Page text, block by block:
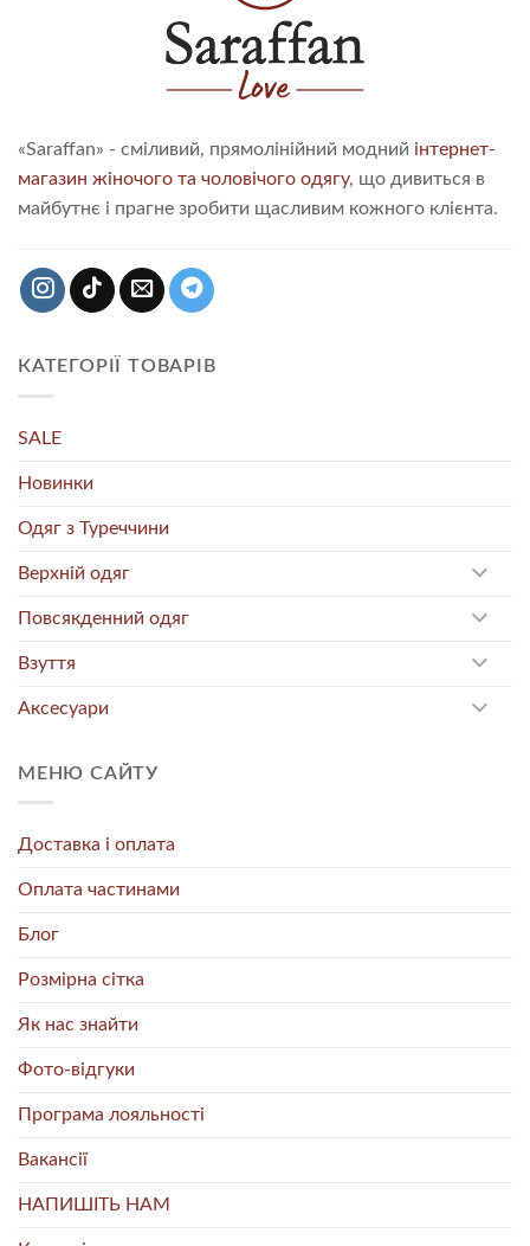
«Saraffan» - сміливий, прямолінійний модний інтернет-
магазин жіночого та чоловічого одягу, що дивиться в
майбутнє і прагне зробити щасливим кожного клієнта.
КАТЕГОРІЇ ТОВАРІВ
SALE
Новинки
Одяг з Туреччини
Верхній одяг
Повсякденний одяг
Взуття
Аксесуари
МЕНЮ САЙТУ
Доставка і оплата
Оплата частинами
Блог
Розмірна сітка
Як нас знайти
Фото-відгуки
Програма лояльності
Вакансії
НАПИШІТЬ НАМ